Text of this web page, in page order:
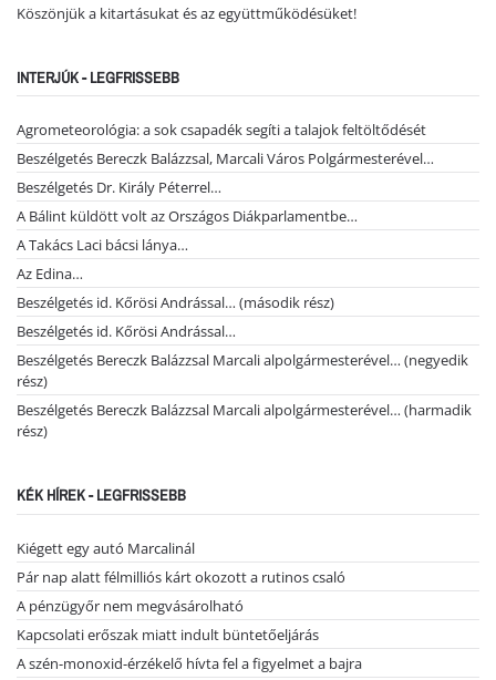
Köszönjük a kitartásukat és az együttműködésüket!
INTERJÚK - LEGFRISSEBB
Agrometeorológia: a sok csapadék segíti a talajok feltöltődését
Beszélgetés Bereczk Balázzsal, Marcali Város Polgármesterével…
Beszélgetés Dr. Király Péterrel…
A Bálint küldött volt az Országos Diákparlamentbe…
A Takács Laci bácsi lánya…
Az Edina…
Beszélgetés id. Kőrösi Andrással… (második rész)
Beszélgetés id. Kőrösi Andrással…
Beszélgetés Bereczk Balázzsal Marcali alpolgármesterével… (negyedik
rész)
Beszélgetés Bereczk Balázzsal Marcali alpolgármesterével… (harmadik
rész)
KÉK HÍREK - LEGFRISSEBB
Kiégett egy autó Marcalinál
Pár nap alatt félmilliós kárt okozott a rutinos csaló
A pénzügyőr nem megvásárolható
Kapcsolati erőszak miatt indult büntetőeljárás
A szén-monoxid-érzékelő hívta fel a figyelmet a bajra